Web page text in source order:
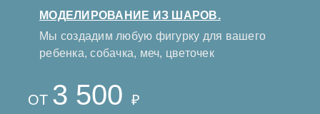
МОДЕЛИРОВАНИЕ ИЗ ШАРОВ.
Мы создадим любую фигурку для вашего
ребенка, собачка, меч, цветочек
ОТ 3 500 ₽